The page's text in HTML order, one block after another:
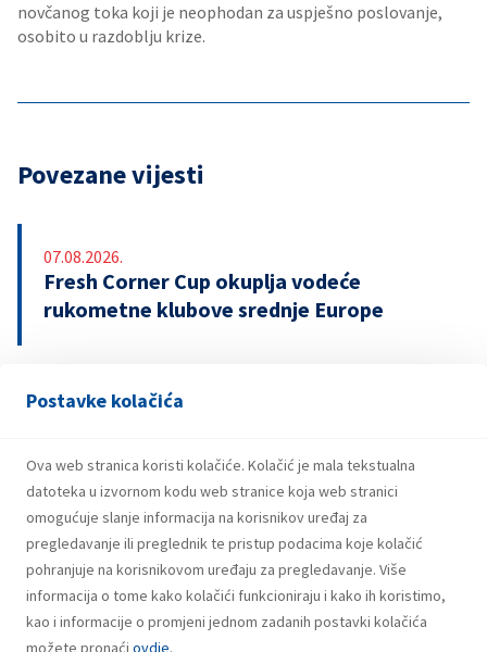
Postavke kolačića
Ova web stranica koristi kolačiće. Kolačić je mala tekstualna
datoteka u izvornom kodu web stranice koja web stranici
omogućuje slanje informacija na korisnikov uređaj za
pregledavanje ili preglednik te pristup podacima koje kolačić
pohranjuje na korisnikovom uređaju za pregledavanje. Više
informacija o tome kako kolačići funkcioniraju i kako ih koristimo,
kao i informacije o promjeni jednom zadanih postavki kolačića
možete pronaći ovdje.
novčanog toka koji je neophodan za uspješno poslovanje,
osobito u razdoblju krize.
Povezane vijesti
07.08.2026.
Fresh Corner Cup okuplja vodeće
rukometne klubove srednje Europe
29.07.2026.
prvom polugodištu 2026.